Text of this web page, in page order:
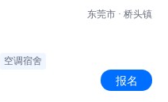
接受新手；
空调宿舍
东莞市 · 桥头镇
报名